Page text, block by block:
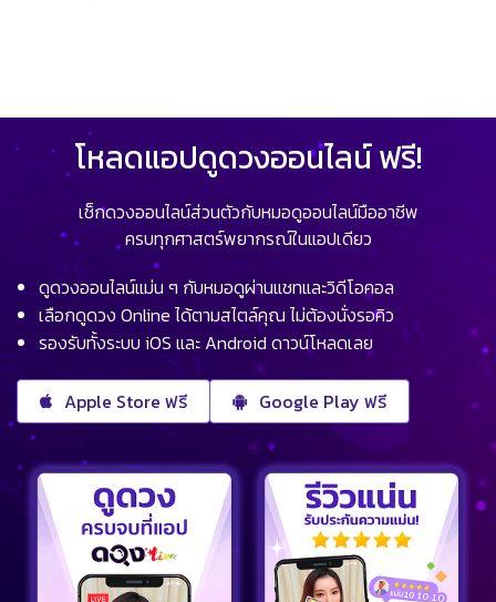
โหลดแอปดูดวงออนไลน์ ฟรี!
เช็กดวงออนไลน์ส่วนตัวกับหมอดูออนไลน์มืออาชีพ
ครบทุกศาสตร์พยากรณ์ในแอปเดียว
ดูดวงออนไลน์แม่น ๆ กับหมอดูผ่านแชทและวิดีโอคอล
เลือกดูดวง Online ได้ตามสไตล์คุณ ไม่ต้องนั่งรอคิว
รองรับทั้งระบบ iOS และ Android ดาวน์โหลดเลย
Apple Store ฟรี Google Play ฟรี